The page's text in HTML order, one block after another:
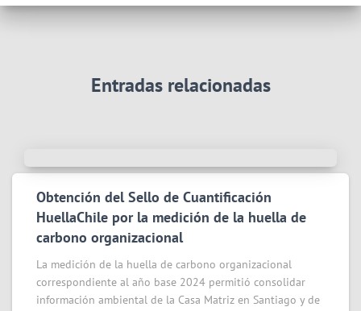
Entradas relacionadas
Obtención del Sello de Cuantificación
HuellaChile por la medición de la huella de
carbono organizacional
La medición de la huella de carbono organizacional
correspondiente al año base 2024 permitió consolidar
información ambiental de la Casa Matriz en Santiago y de